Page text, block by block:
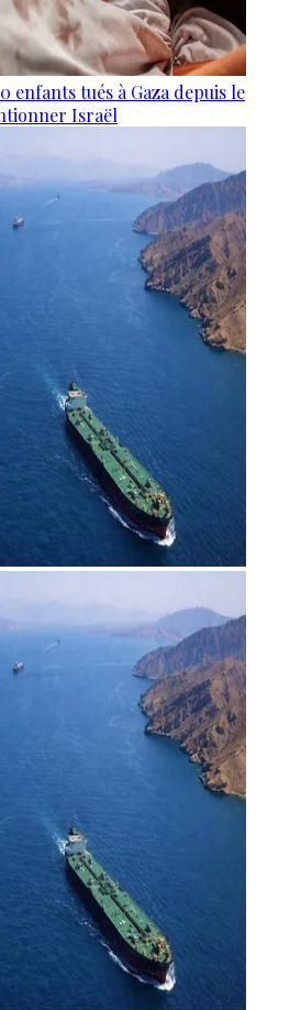
enfants tués à Gaza depuis le
Israël